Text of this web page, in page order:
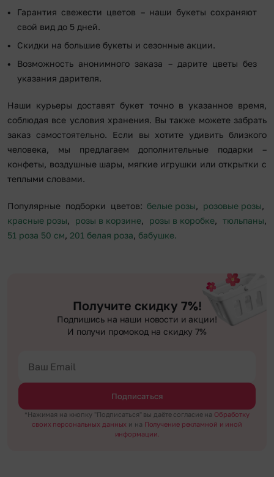
Гарантия свежести цветов – наши букеты сохраняют
свой вид до 5 дней.
Скидки на большие букеты и сезонные акции.
Возможность анонимного заказа – дарите цветы без
указания дарителя.
Наши курьеры доставят букет точно в указанное время,
соблюдая все условия хранения. Вы также можете забрать
заказ самостоятельно. Если вы хотите удивить близкого
человека, мы предлагаем дополнительные подарки –
конфеты, воздушные шары, мягкие игрушки или открытки с
теплыми словами.
Популярные подборки цветов: белые розы, розовые розы,
красные розы, розы в корзине, розы в коробке, тюльпаны,
51 роза 50 см, 201 белая роза, бабушке.
Получите скидку 7%!
Подпишись на наши новости и акции!
И получи промокод на скидку 7%
Подписаться
*Нажимая на кнопку "Подписаться" вы даёте согласие на Обработку
своих персональных данных и на Получение рекламной и иной
информации.